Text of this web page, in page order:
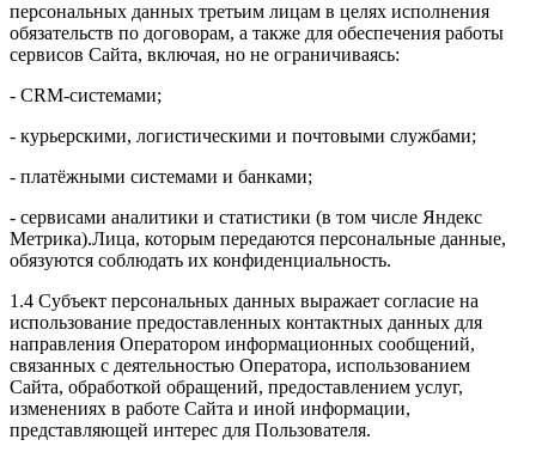
персональных данных третьим лицам в целях исполнения
обязательств по договорам, а также для обеспечения работы
сервисов Сайта, включая, но не ограничиваясь:
- CRM-системами;
- курьерскими, логистическими и почтовыми службами;
- платёжными системами и банками;
- сервисами аналитики и статистики (в том числе Яндекс
Метрика).Лица, которым передаются персональные данные,
обязуются соблюдать их конфиденциальность.
1.4 Субъект персональных данных выражает согласие на
использование предоставленных контактных данных для
направления Оператором информационных сообщений,
связанных с деятельностью Оператора, использованием
Сайта, обработкой обращений, предоставлением услуг,
изменениях в работе Сайта и иной информации,
представляющей интерес для Пользователя.